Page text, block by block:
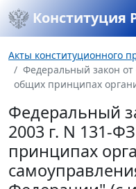
Конституция
Акты конституционного
Федеральный закон
общих принципах
Федеральный
2003 г. N 131-
принципах